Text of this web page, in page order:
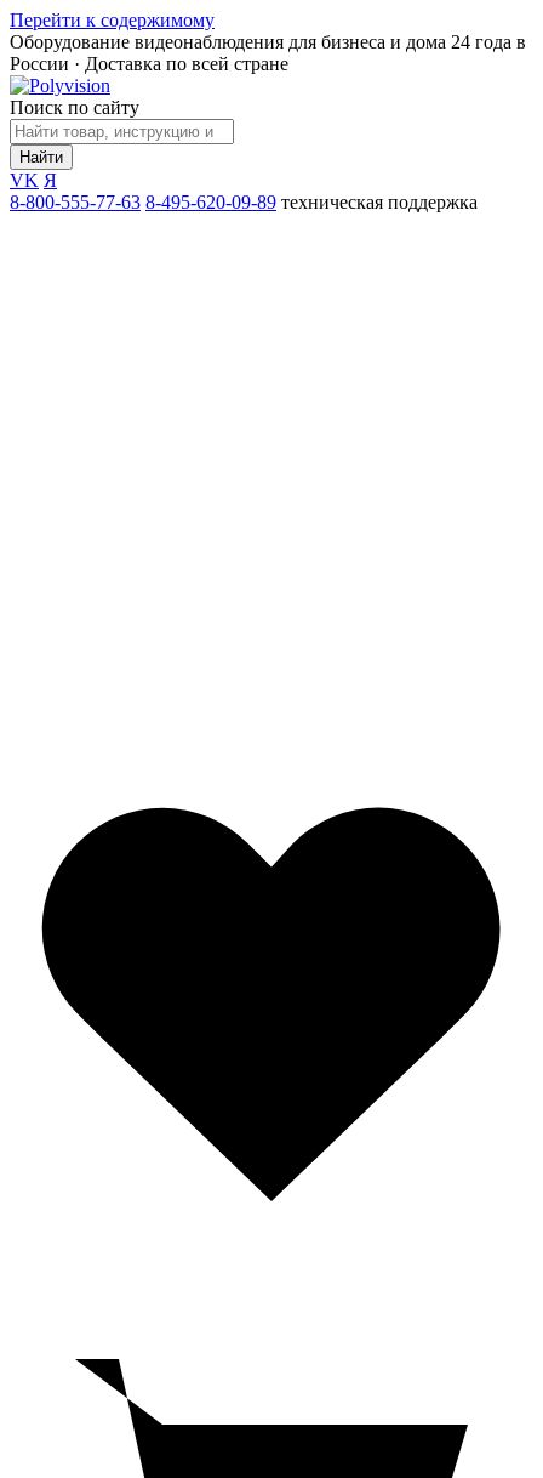
Перейти к содержимому
Оборудование видеонаблюдения для бизнеса и дома 24 года в
России · Доставка по всей стране
Поиск по сайту
Найти
VK Я
8-800-555-77-63 8-495-620-09-89 техническая поддержка